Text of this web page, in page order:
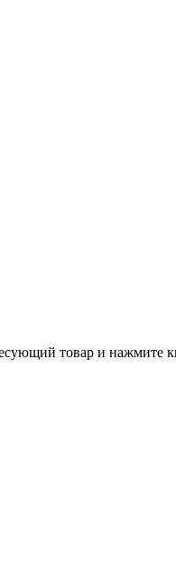
товар и нажмите